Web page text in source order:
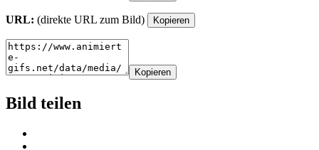
URL: (direkte URL zum Bild) Kopieren
Kopieren
Bild teilen